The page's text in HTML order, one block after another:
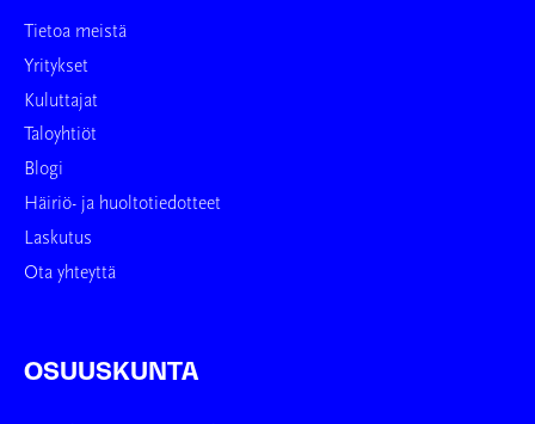
Tietoa meistä
Yritykset
Kuluttajat
Taloyhtiöt
Blogi
Häiriö- ja huoltotiedotteet
Laskutus
Ota yhteyttä
OSUUSKUNTA